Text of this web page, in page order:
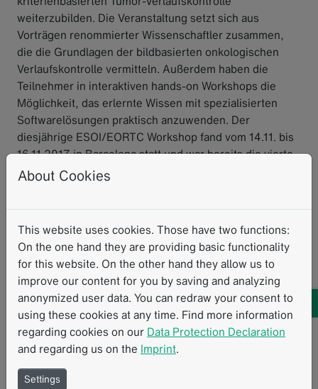
weiterzubilden. Die Veranstaltung setzt sich aus
Vorträgen renommierter Wissenschaftler zusammen,
die die Grundlagen der bildbasierten onkologischen
Verlaufskontrolle vermitteln. Außerdem haben die
Teilnehmer in interaktiven hands-on Workshops die
Möglichkeit, das erlernte Wissen mit spezialisierten
Softwarelösungen praktisch anzuwenden. Der
diesjährige ESOI/EORTC Workshop fand vom 14.11. bis
16.11.2017 in Barcelona statt und war bereits die vierte
Veranstaltung in dieser Reihe. Insgesamt nahmen 83
der Sponsoren des Events. Mint Medical stellte zudem
15 Workstations mit der aktuellsten Version von mint
Lesion™ für die hands-on Workshops zur Verfügung.
Nach einer kurzen Schulung durch das mint-Team
arbeiteten die Kursteilnehmer in Kleingruppen an
jeweils einer der mint-Workstations mit der aktuellsten
mint Lesion™ Software. Während der insgesamt 8
Workshops stand das Team von Mint Medical den
Teilnehmern gemeinsam mit den ESOI/EORTC Faculty
About Cookies
This website uses cookies. Those have two functions:
On the one hand they are providing basic functionality
for this website. On the other hand they allow us to
improve our content for you by saving and analyzing
anonymized user data. You can redraw your consent to
using these cookies at any time. Find more information
regarding cookies on our Data Protection Declaration
and regarding us on the Imprint.
Settings